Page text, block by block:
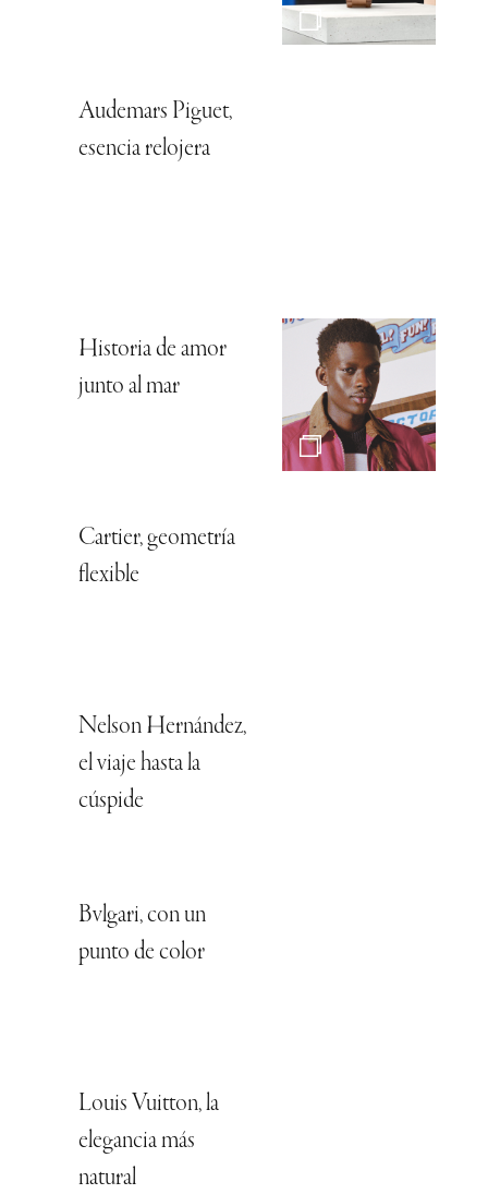
Audemars Piguet,
esencia relojera
Historia de amor
junto al mar
Cartier, geometría
flexible
Nelson Hernández,
el viaje hasta la
cúspide
Bvlgari, con un
punto de color
Louis Vuitton, la
elegancia más
natural